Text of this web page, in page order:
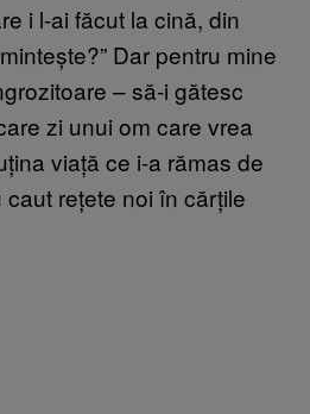
i l-ai făcut la cină, din
Dar pentru mine
– să-i gătesc
zi unui om care vrea
viață ce i-a rămas de
rețete noi în cărțile